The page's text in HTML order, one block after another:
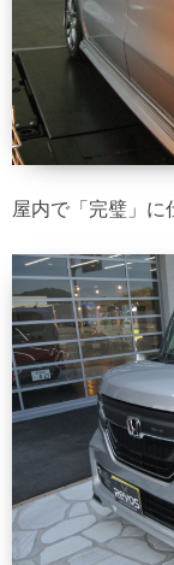
屋内で「完璧」に